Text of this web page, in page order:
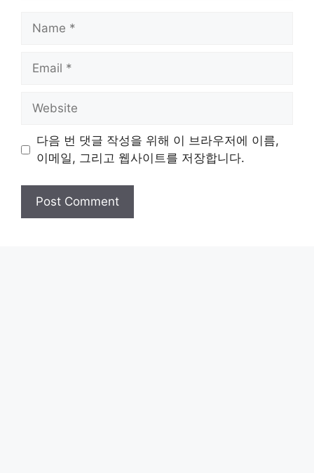
Name
Email
Website
다음 번 댓글 작성을 위해 이 브라우저에 이름,
이메일, 그리고 웹사이트를 저장합니다.